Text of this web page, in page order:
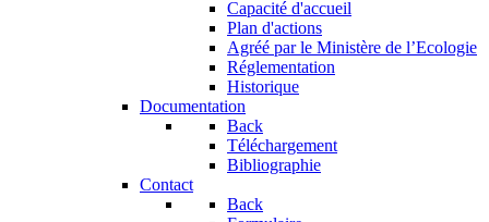
Capacité d'accueil
Plan d'actions
Agréé par le Ministère de l’Ecologie
Réglementation
Historique
Documentation
Back
Téléchargement
Bibliographie
Contact
Back